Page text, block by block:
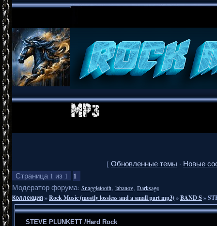
[ Обновленные темы · Новые
Страница 1 из 1 1
Модератор форума: Snaggletooth, labanov, Darksage
Коллекция»Rock Music (mostly lossless and a small part mp3)»BAND S »
STEVE PLUNKETT /Hard Rock